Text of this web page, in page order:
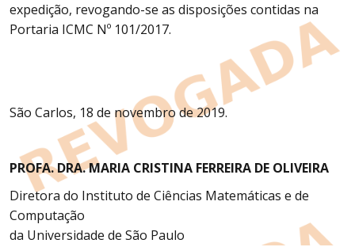
expedição, revogando-se as disposições contidas na
Portaria ICMC Nº 101/2017.
São Carlos, 18 de novembro de 2019.
PROFA. DRA. MARIA CRISTINA FERREIRA DE OLIVEIRA
Diretora do Instituto de Ciências Matemáticas e de
Computação
da Universidade de São Paulo